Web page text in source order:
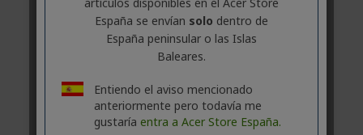
España se envían solo dentro de
España peninsular o las Islas
Baleares.
Entiendo el aviso mencionado
anteriormente pero todavía me
gustaría entra a Acer Store España.